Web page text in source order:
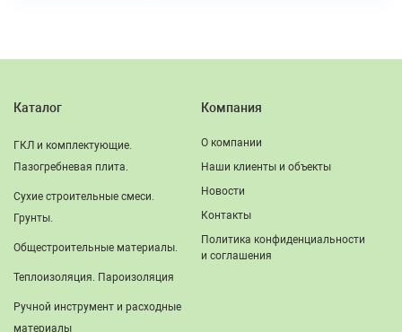
Каталог
ГКЛ и комплектующие.
Пазогребневая плита.
Сухие строительные смеси.
Грунты.
Общестроительные материалы.
Теплоизоляция. Пароизоляция
Ручной инструмент и расходные
материалы
Компания
О компании
Наши клиенты и объекты
Новости
Контакты
Политика конфиденциальности
и соглашения